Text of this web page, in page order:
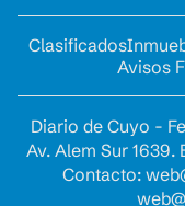
Clasificados
Avisos
Diario de Cuyo -
Av. Alem Sur
Contacto: